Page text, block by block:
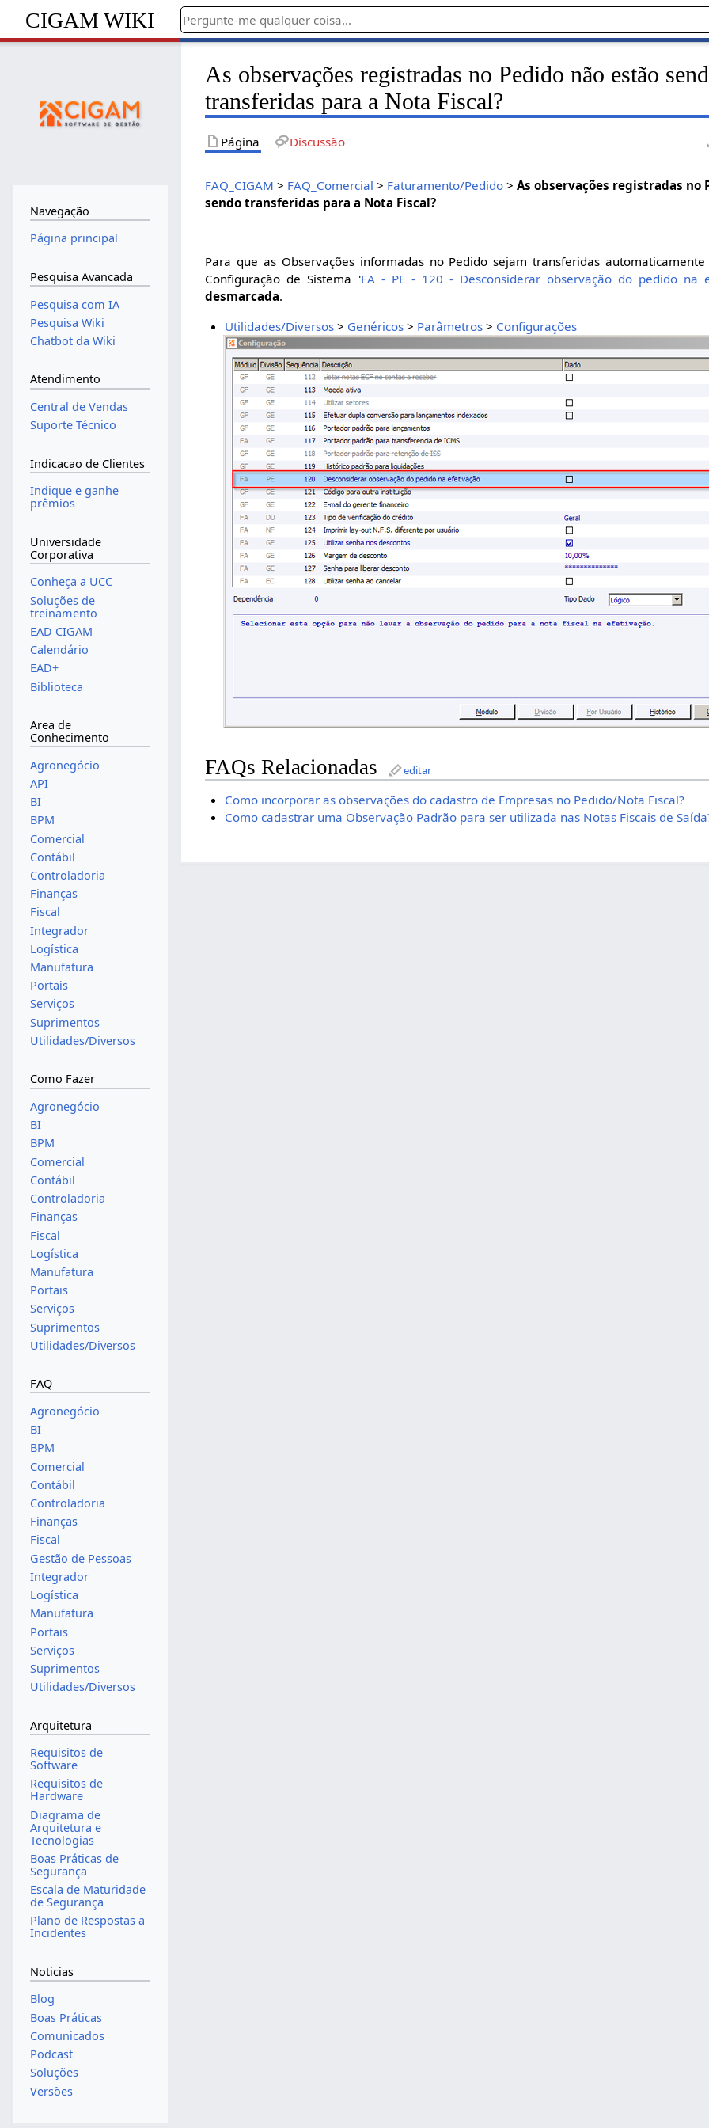
CIGAM WIKI
As observações registradas no Pedido não estão
transferidas para a Nota Fiscal?
Página Discussão
FAQ_CIGAM > FAQ_Comercial > Faturamento/Pedido >As observações registradas no
sendo transferidas para a Nota Fiscal?
Para que as Observações informadas no Pedido sejam transferidas
Configuração de Sistema 'FA - PE - 120 - Desconsiderar observação do pedido na
desmarcada.
Utilidades/Diversos> Genéricos> Parâmetros> Configurações
FAQs Relacionadas editar
Como incorporar as observações do cadastro de Empresas no Pedido/Nota Fiscal?
Como cadastrar uma Observação Padrão para ser utilizada nas Notas Fiscais de
Navegação
Página principal
Pesquisa Avancada
Pesquisa com IA
Pesquisa Wiki
Chatbot da Wiki
Atendimento
Central de Vendas
Suporte Técnico
Indicacao de Clientes
Indique e ganhe
prêmios
Universidade
Corporativa
Conheça a UCC
Soluções de
treinamento
EAD CIGAM
Calendário
EAD+
Biblioteca
Area de
Conhecimento
Agronegócio
API
BI
BPM
Comercial
Contábil
Controladoria
Finanças
Fiscal
Integrador
Logística
Manufatura
Portais
Serviços
Suprimentos
Utilidades/Diversos
Como Fazer
Agronegócio
BI
BPM
Comercial
Contábil
Controladoria
Finanças
Fiscal
Logística
Manufatura
Portais
Serviços
Suprimentos
Utilidades/Diversos
FAQ
Agronegócio
BI
BPM
Comercial
Contábil
Controladoria
Finanças
Fiscal
Gestão de Pessoas
Integrador
Logística
Manufatura
Portais
Serviços
Suprimentos
Utilidades/Diversos
Arquitetura
Requisitos de
Software
Requisitos de
Hardware
Diagrama de
Arquitetura e
Tecnologias
Boas Práticas de
Segurança
Escala de Maturidade
de Segurança
Plano de Respostas a
Incidentes
Noticias
Blog
Boas Práticas
Comunicados
Podcast
Soluções
Versões